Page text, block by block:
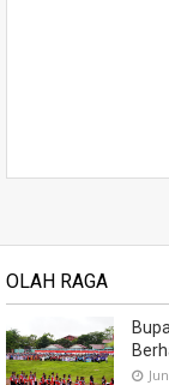
OLAH RAGA